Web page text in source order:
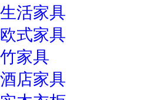
生活家具
欧式家具
竹家具
酒店家具